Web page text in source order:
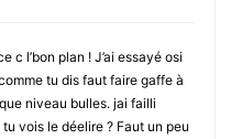
c l’bon plan ! J’ai essayé osi
tu dis faut faire gaffe à
niveau bulles. jai failli
vois le déelire ? Faut un peu